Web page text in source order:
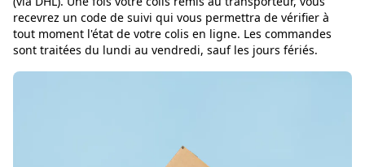
recevrez un code de suivi qui vous permettra de vérifier à
tout moment l'état de votre colis en ligne. Les commandes
sont traitées du lundi au vendredi, sauf les jours fériés.